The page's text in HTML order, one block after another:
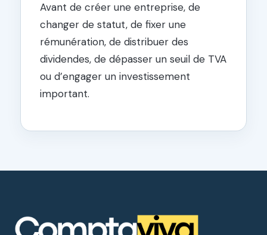
Avant de créer une entreprise, de
changer de statut, de fixer une
rémunération, de distribuer des
dividendes, de dépasser un seuil de TVA
ou d’engager un investissement
important.